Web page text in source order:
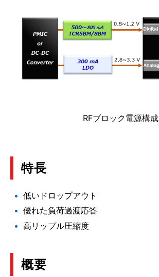
RFブロック電源構成
特長
低いドロップアウト
優れた負荷過渡応答
高リップル圧縮度
概要